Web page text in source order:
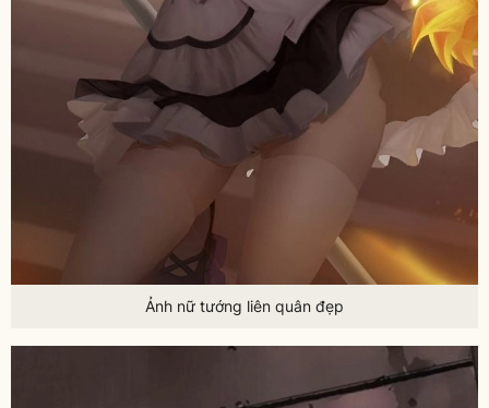
Ảnh nữ tướng liên quân đẹp